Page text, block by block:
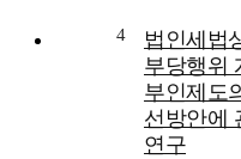
4
법인세법
부당행위
부인제도
선방안에
연구